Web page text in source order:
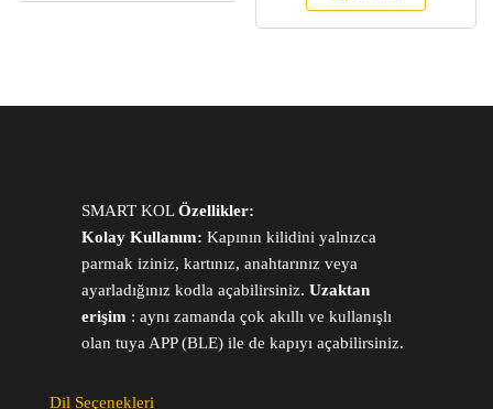
SMART KOLÖzellikler:
Kolay Kullanım: Kapının kilidini yalnızca
parmak iziniz, kartınız, anahtarınız veya
ayarladığınız kodla açabilirsiniz. Uzaktan
erişim : aynı zamanda çok akıllı ve kullanışlı
olan tuya APP (BLE) ile de kapıyı açabilirsiniz.
Dil Seçenekleri